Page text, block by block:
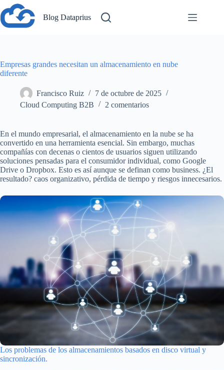
Saltar
al
contenido
Blog Dataprius
Empresas grandes necesitan un almacenamiento en nube
diferente
Francisco Ruiz
7 de octubre de 2025
Cloud Computing B2B
2 comentarios
En el mundo empresarial, el almacenamiento en la nube se ha
convertido en una herramienta esencial. Sin embargo, muchas
compañías con decenas o cientos de usuarios siguen utilizando
soluciones pensadas para el consumidor individual, como Google
Drive o Dropbox. Esto es así aunque se definan como business. ¿El
resultado? caos organizativo, pérdida de tiempo y riesgos innecesarios.
Los problemas de los almacenamientos basados en disco virtual y
sincronización.